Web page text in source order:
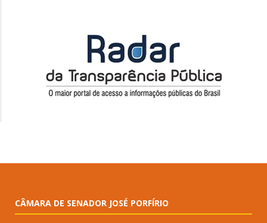
CÂMARA DE SENADOR JOSÉ PORFÍRIO